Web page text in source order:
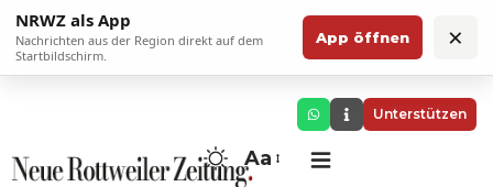
NRWZ als App
Nachrichten aus der Region direkt auf dem
Startbildschirm.
App öffnen ×
Unterstützen
Aa